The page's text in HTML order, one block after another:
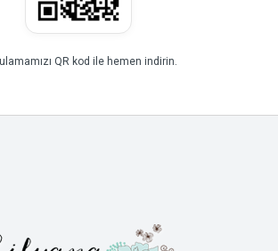
QR kod ile hemen indirin.